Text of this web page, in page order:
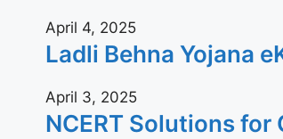
April 4, 2025
Ladli Behna Yojana
April 3, 2025
NCERT Solutions